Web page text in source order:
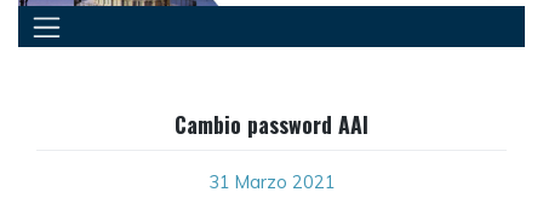
Cambio password AAI
31 Marzo 2021